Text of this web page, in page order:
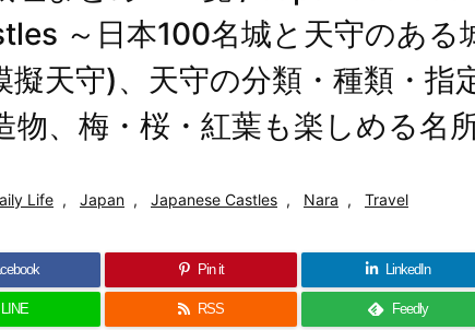
～日本100名城と天守のある
擬天守)、天守の分類・種類・指
物、梅・桜・紅葉も楽しめる名
Life , Japan , Japanese Castles , Nara , Travel
Pin it LinkedIn
LINE RSS Feedly